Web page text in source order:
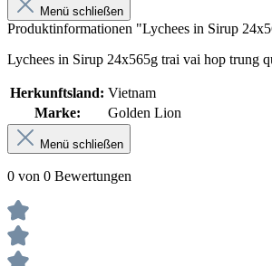
Menü schließen
Produktinformationen "Lychees in Sirup
Lychees in Sirup 24x565g trai vai hop trung
Herkunftsland: Vietnam
Marke:
Golden Lion
Menü schließen
0 von 0 Bewertungen